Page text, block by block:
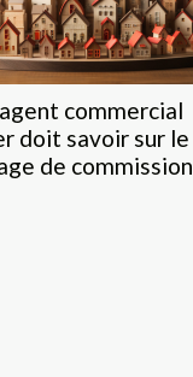
agent commercial
doit savoir sur le
de commission